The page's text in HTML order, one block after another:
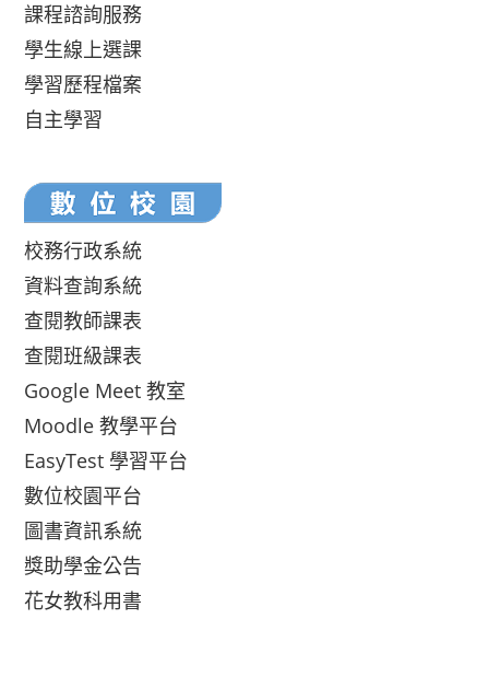
課程諮詢服務
學生線上選課
學習歷程檔案
自主學習
校務行政系統
資料查詢系統
查閱教師課表
查閱班級課表
Google Meet 教室
Moodle 教學平台
EasyTest 學習平台
數位校園平台
圖書資訊系統
獎助學金公告
花女教科用書